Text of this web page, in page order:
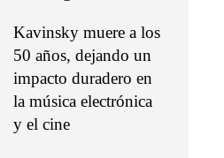
Kavinsky muere a los
50 años, dejando un
impacto duradero en
la música electrónica
y el cine